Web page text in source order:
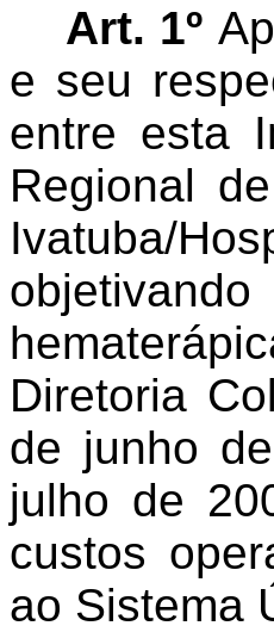
Art. 1º
e seu
entre esta
Regional
Ivatuba/
Diretoria
de junho
julho de
custos
ao Sistema